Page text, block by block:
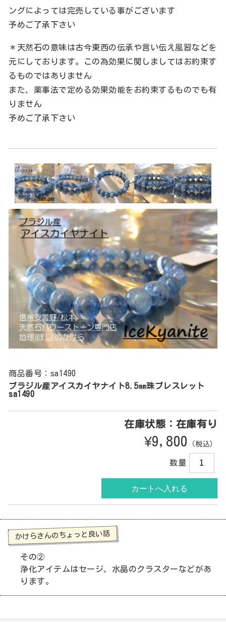
ングによっては完売している事がございます
予めご了承下さい
＊天然石の意味は古今東西の伝承や言い伝え風習などを
元にしております。この為効果に関しましてはお約束す
るものではありません
また、薬事法で定める効果効能をお約束するものでも有
りません
予めご了承下さい
商品番号：sa1490
ブラジル産アイスカイヤナイト8.5㎜珠ブレスレット
sa1490
在庫状態：在庫有り
¥9,800 （税込）
数量
かけらさんのちょっと良い話
その②
浄化アイテムはセージ、水晶のクラスターなどがあ
ります。